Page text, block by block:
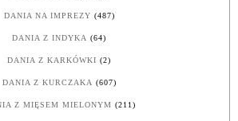
DANIA NA IMPREZY (487)
DANIA Z INDYKA (64)
DANIA Z KARKÓWKI (2)
DANIA Z KURCZAKA (607)
Z MIĘSEM MIELONYM (211)